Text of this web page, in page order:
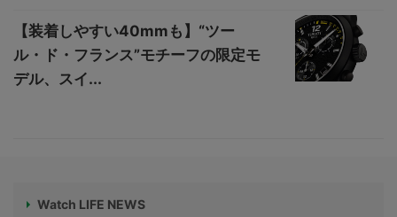
【装着しやすい40mmも】“ツー
ル・ド・フランス”モチーフの限定モ
デル、スイ...
Watch LIFE NEWS